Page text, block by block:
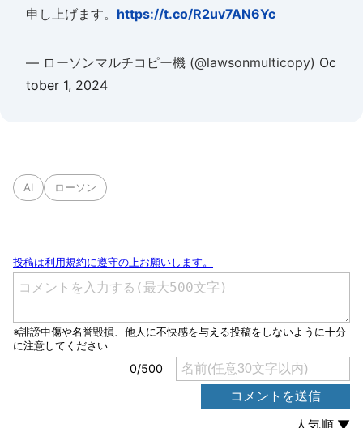
申し上げます。 https://t.co/R2uv7AN6Yc
— ローソンマルチコピー機 (@lawsonmulticopy) Oc
tober 1, 2024
AI ローソン